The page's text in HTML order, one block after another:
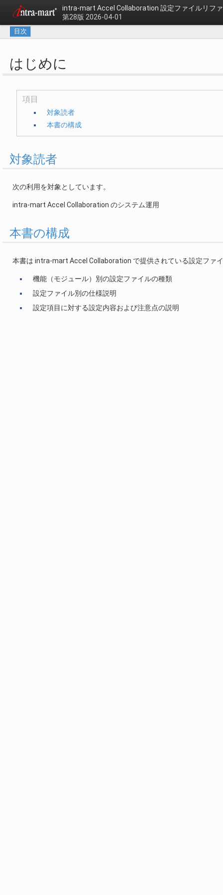
intra-mart Accel Collaboration 設定ファイルリフ
第28版 2026-04-01
目次
はじめに
項目
対象読者
本書の構成
対象読者
次の利用を対象としています。
intra-mart Accel Collaboration のシステム運用
本書の構成
本書は intra-mart Accel Collaboration で提供されている設定ファ
機能（モジュール）別の設定ファイルの種類
設定ファイル別の仕様説明
設定項目に対する設定内容および注意点の説明